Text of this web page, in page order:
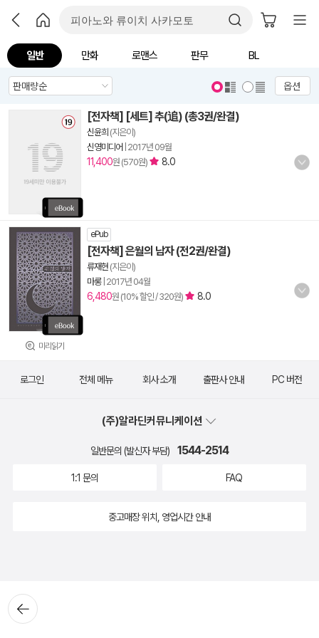
일반 만화 로맨스 판무 BL
옵션
[전자책] [세트] 추(追) (총3권/완결)
신윤희 (지은이)
신영미디어 2017년 09월
11,400원 (570원) 8.0
미리읽기
ePub
[전자책] 은월의 남자 (전2권/완결)
류재현 (지은이)
마롱| 2017년 04월
6,480원 (10% 할인 / 320원) 8.0
뒤로가
기
로그인 전체 메뉴 회사 소개 출판사 안내 PC 버전
(주)알라딘커뮤니케이션
일반문의 (발신자 부담) 1544-2514
1:1 문의 FAQ
중고매장 위치, 영업시간 안내